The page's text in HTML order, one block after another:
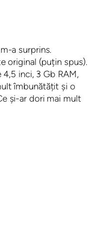
a surprins.
original (puțin spus).
inci, 3 Gb RAM,
îmbunătățit și o
și-ar dori mai mult